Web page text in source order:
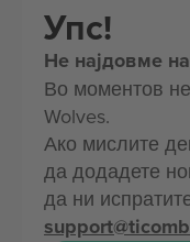
Упс!
Не најдовме
Во моментов
Wolves.
Ако мислите
да додадете
да ни